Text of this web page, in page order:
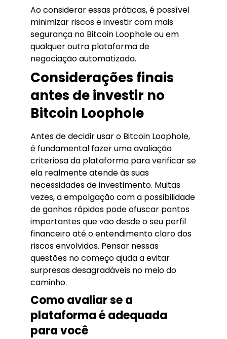
Ao considerar essas práticas, é possível
minimizar riscos e investir com mais
segurança no Bitcoin Loophole ou em
qualquer outra plataforma de
negociação automatizada.
Considerações finais
antes de investir no
Bitcoin Loophole
Antes de decidir usar o Bitcoin Loophole,
é fundamental fazer uma avaliação
criteriosa da plataforma para verificar se
ela realmente atende às suas
necessidades de investimento. Muitas
vezes, a empolgação com a possibilidade
de ganhos rápidos pode ofuscar pontos
importantes que vão desde o seu perfil
financeiro até o entendimento claro dos
riscos envolvidos. Pensar nessas
questões no começo ajuda a evitar
surpresas desagradáveis no meio do
caminho.
Como avaliar se a
plataforma é adequada
para você